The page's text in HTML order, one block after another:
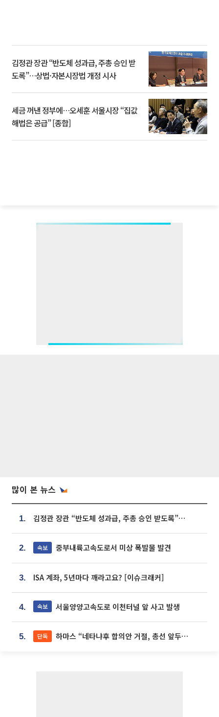
김정관 장관 “반도체 성과급, 주총 승인 받
도록”…상법·자본시장법 개정 시사
세금 꺼낸 정부에…오세훈 서울시장 “집값
해법은 공급” [종합]
많이 본 뉴스
1. 김정관 장관 “반도체 성과급, 주총 승인 받도록”…상법·자본시장법 개정 시사
2. 속보 중부내륙고속도로서 미상 폭발물 발견
3. ISA 계좌, 5년마다 깨라고요? [이슈크래커]
4. 속보 서울양양고속도로 이천터널 앞 사고 발생
5. 단독 하마스 “네타냐후 합의안 거절, 총선 앞두고 시간 끌기”